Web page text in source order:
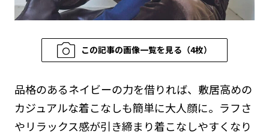
この記事の画像一覧を見る（4枚）
品格のあるネイビーの力を借りれば、敷居高めの
カジュアルな着こなしも簡単に大人顔に。ラフさ
やリラックス感が引き締まり着こなしやすくなり